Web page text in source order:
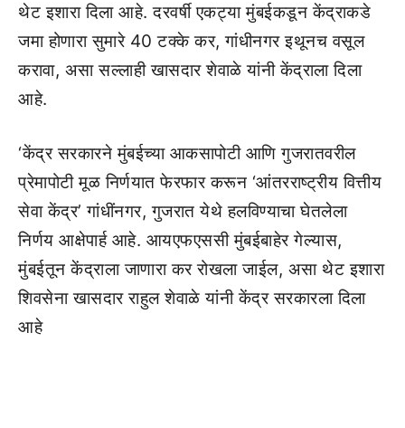
थेट इशारा दिला आहे. दरवर्षी एकट्या मुंबईकडून केंद्राकडे
जमा होणारा सुमारे 40 टक्के कर, गांधीनगर इथूनच वसूल
करावा, असा सल्लाही खासदार शेवाळे यांनी केंद्राला दिला
आहे.
‘केंद्र सरकारने मुंबईच्या आकसापोटी आणि गुजरातवरील
प्रेमापोटी मूळ निर्णयात फेरफार करून ‘आंतरराष्ट्रीय वित्तीय
सेवा केंद्र’ गांधींनगर, गुजरात येथे हलविण्याचा घेतलेला
निर्णय आक्षेपार्ह आहे. आयएफएससी मुंबईबाहेर गेल्यास,
मुंबईतून केंद्राला जाणारा कर रोखला जाईल, असा थेट इशारा
शिवसेना खासदार राहुल शेवाळे यांनी केंद्र सरकारला दिला
आहे